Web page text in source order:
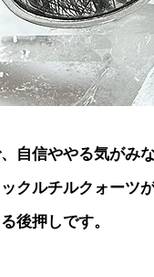
自信ややる気がみ
クルチルクォーツ
後押しです。